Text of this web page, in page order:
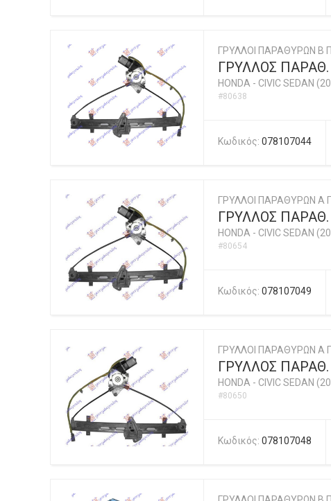
ΓΡΥΛΛΟΙ ΠΑΡΑΘΥΡΩΝ Β
ΓΡΥΛΛΟΣ
HONDA - CIVIC SEDAN
#80638
Κωδικός: 078107044
ΓΡΥΛΛΟΙ ΠΑΡΑΘΥΡΩΝ Α
ΓΡΥΛΛΟΣ
HONDA - CIVIC SEDAN
#80654
Κωδικός: 078107049
ΓΡΥΛΛΟΙ ΠΑΡΑΘΥΡΩΝ Α
ΓΡΥΛΛΟΣ
HONDA - CIVIC SEDAN
#80650
Κωδικός: 078107048